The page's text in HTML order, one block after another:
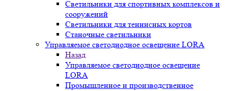
Светильники для спортивных комплексов и
сооружений
Светильники для теннисных кортов
Станочные светильники
Управляемое светодиодное освещение LORA
Назад
Управляемое светодиодное освещение
LORA
Промышленное и производственное